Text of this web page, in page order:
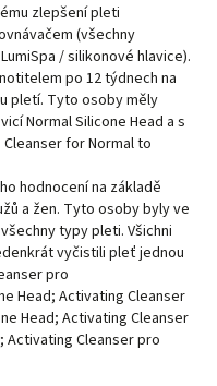
zlepšení pleti
(všechny
/ silikonové hlavice).
po 12 týdnech na
pletí. Tyto osoby měly
Normal Silicone Head a s
for Normal to
hodnocení na základě
a žen. Tyto osoby byly ve
typy pleti. Všichni
vyčistili pleť jednou
pro
Head; Activating Cleanser
Head; Activating Cleanser
Activating Cleanser pro